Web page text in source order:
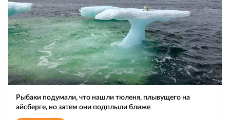
Рыбаки подумали, что нашли тюленя, плывущего на
айсберге, но затем они подплыли ближе